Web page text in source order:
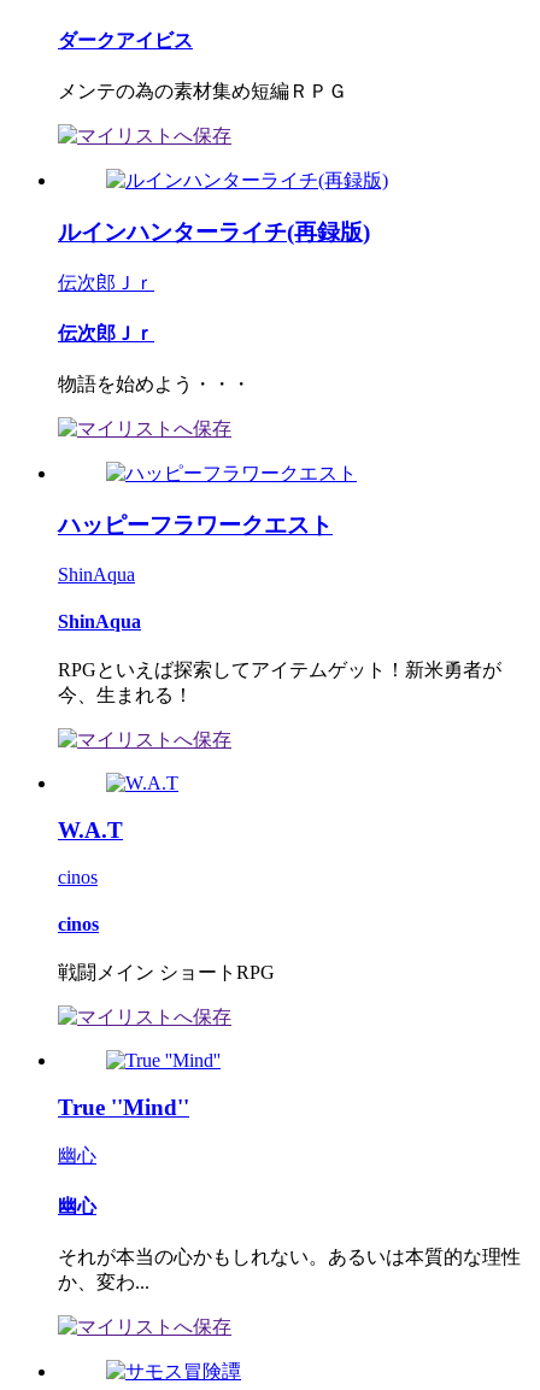
ダークアイビス
メンテの為の素材集め短編ＲＰＧ
ルインハンターライチ(再録版)
伝次郎Ｊｒ
伝次郎Ｊｒ
物語を始めよう・・・
ハッピーフラワークエスト
ShinAqua
ShinAqua
RPGといえば探索してアイテムゲット！新米勇者が
今、生まれる！
W.A.T
cinos
cinos
戦闘メイン ショートRPG
True ''Mind''
幽心
幽心
それが本当の心かもしれない。あるいは本質的な理性
か、変わ...